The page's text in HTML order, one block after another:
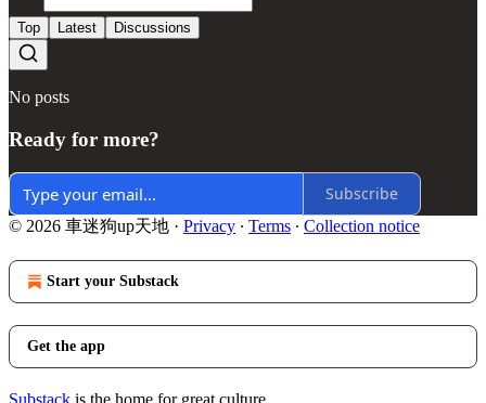
Top Latest Discussions
No posts
Ready for more?
Subscribe
© 2026 車迷狗up天地 · Privacy ∙ Terms ∙ Collection notice
Start your Substack
Get the app
Substack is the home for great culture